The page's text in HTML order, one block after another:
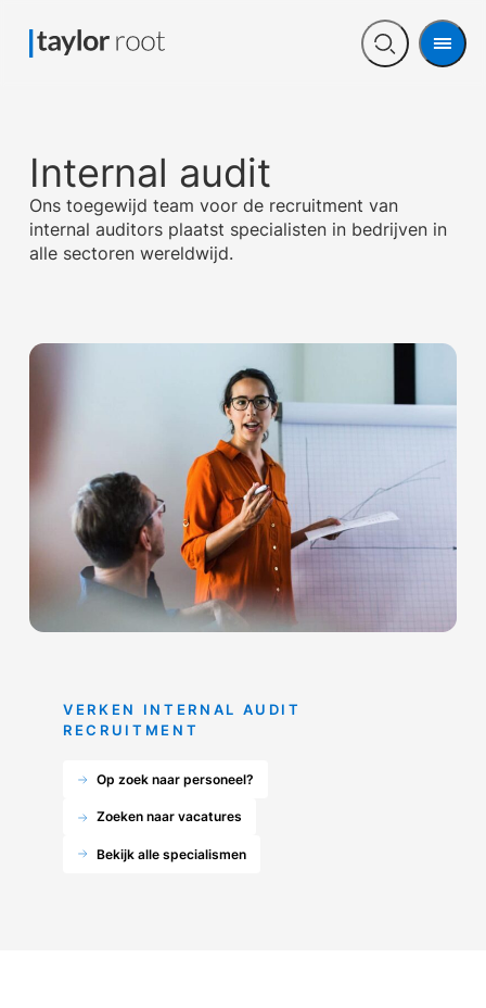
Open
Menu
Internal audit
Ons toegewijd team voor de recruitment van
internal auditors plaatst specialisten in bedrijven in
alle sectoren wereldwijd.
VERKEN INTERNAL AUDIT
RECRUITMENT
Op zoek naar personeel?
Zoeken naar vacatures
Bekijk alle specialismen